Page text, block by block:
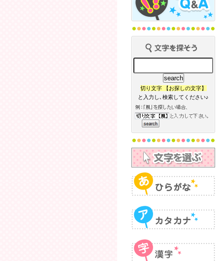
切り文字 【お探しの文字】
と入力し､検索してください♪